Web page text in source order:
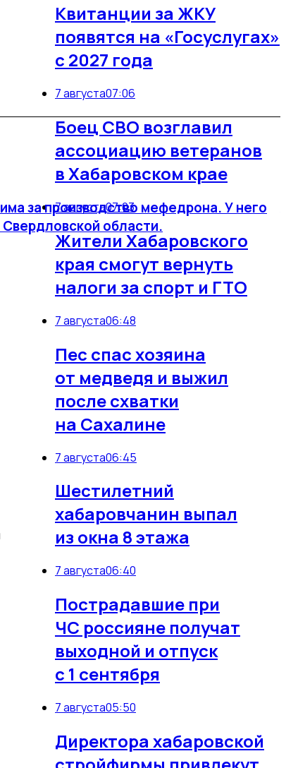
Квитанции за ЖКУ
появятся на «Госуслугах»
с 2027 года
7 августа07:06
Боец СВО возглавил
ассоциацию ветеранов
в Хабаровском крае
7 августа07:03
Жители Хабаровского
края смогут вернуть
налоги за спорт и ГТО
7 августа06:48
Пес спас хозяина
от медведя и выжил
после схватки
на Сахалине
7 августа06:45
Шестилетний
хабаровчанин выпал
из окна 8 этажа
7 августа06:40
Пострадавшие при
ЧС россияне получат
выходной и отпуск
с 1 сентября
7 августа05:50
Директора хабаровской
за производство мефедрона. У него
Свердловской области.